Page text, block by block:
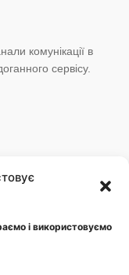
і використовуємо
комунікації в
сервісу.